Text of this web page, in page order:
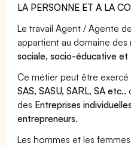
LA PERSONNE ET A LA
Le travail Agent / Agente
appartient au domaine
sociale, socio-éducative
Ce métier peut être
SAS, SASU, SARL, SA etc..
des Entreprises individuelles
entrepreneurs.
Les hommes et les